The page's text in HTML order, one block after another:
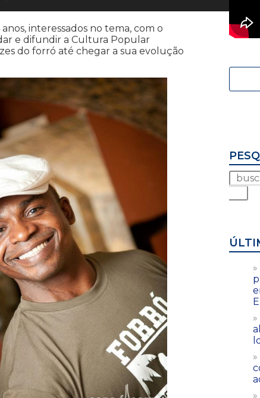
interessados no tema, com o
e difundir a Cultura Popular
do forró até chegar a sua evolução